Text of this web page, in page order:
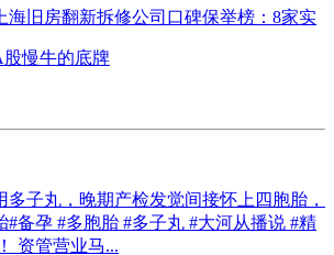
海旧房翻新拆修公司口碑保举榜：8家实
股慢牛的底牌
子丸，晚期产检发觉间接怀上四胞胎，
备孕 #多胞胎 #多子丸 #大河从播说 #精
资管营业马...